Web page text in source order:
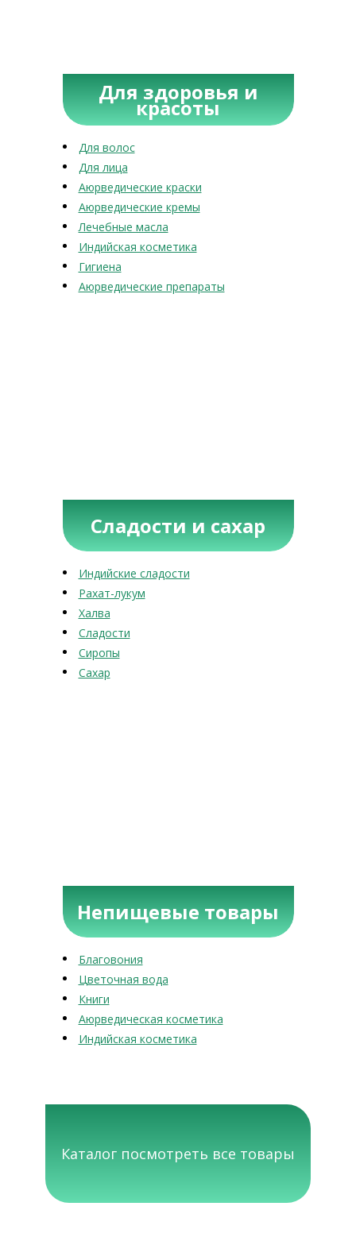
Для здоровья и
красоты
Для волос
Для лица
Аюрведические краски
Аюрведические кремы
Лечебные масла
Индийская косметика
Гигиена
Аюрведические препараты
Сладости и сахар
Индийские сладости
Рахат-лукум
Халва
Сладости
Сиропы
Сахар
Непищевые товары
Благовония
Цветочная вода
Книги
Аюрведическая косметика
Индийская косметика
Каталог посмотреть все товары